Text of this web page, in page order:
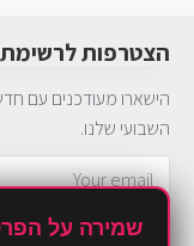
הצטרפות
הישארו מעודכנים עם
השבועי שלנו.
הינך חייב להסכים ל
שמירה על